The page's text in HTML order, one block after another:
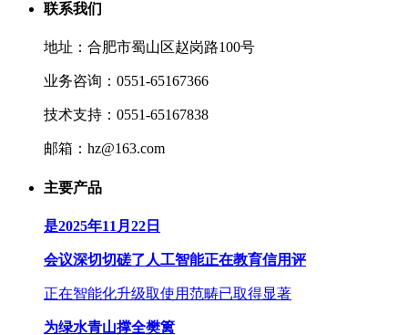
联系我们
地址：合肥市蜀山区赵岗路100号
业务咨询：0551-65167366
技术支持：0551-65167838
邮箱：hz@163.com
主要产品
是2025年11月22日
会议深切切磋了人工智能正在教育信用评
正在智能化升级取使用范畴已取得显著
为绿水青山撑全樊篱